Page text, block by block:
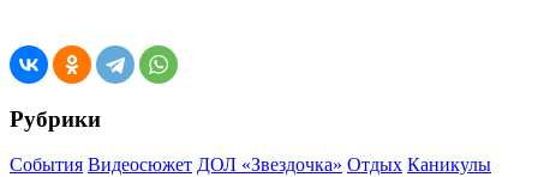
Рубрики
События Видеосюжет ДОЛ «Звездочка» Отдых Каникулы